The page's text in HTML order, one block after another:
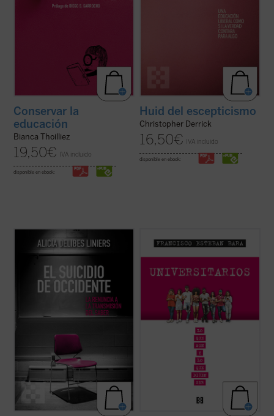
Conservar la
educación
Bianca Thoilliez
19,50€ IVA incluido
disponible en ebook:
Huid del escepticismo
Christopher Derrick
16,50€ IVA incluido
disponible en ebook:
Este libro ofrece una imagen clara de cómo
poco a poco sucedió la decadencia de la
educación occidental —desde Francia
desde personajes como Rousseau hasta el
wokismo y la Ley Celaá—, con la ...(ver
El profesor Francisco Esteban Bara explica
con hondura, cercanía y fluidez en este
que más necesita el mundo son
buscadores de verdad, belleza y bondad, y
(ver ficha)